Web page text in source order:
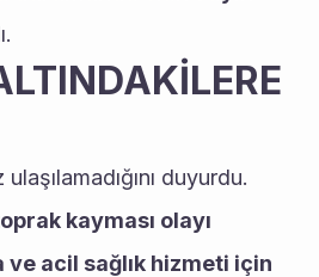
duyurdu.
kayması olayı
acil sağlık hizmeti için